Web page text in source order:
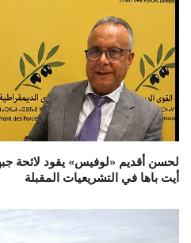
لحسن أقديم «لوفيس» يقود لائحة
أيت باها في التشريعيات المقبلة